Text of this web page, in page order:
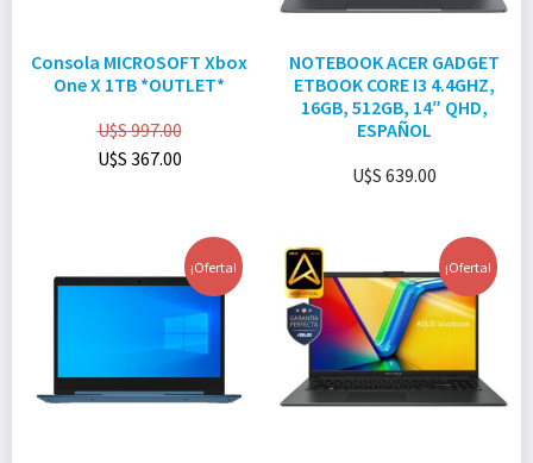
Consola MICROSOFT Xbox
One X 1TB *OUTLET*
U$S997.00
U$S 367.00
NOTEBOOK ACER GADGET
ETBOOK CORE I3 4.4GHZ,
16GB, 512GB, 14″ QHD,
ESPAÑOL
U$S 639.00
¡Oferta! ¡Oferta!